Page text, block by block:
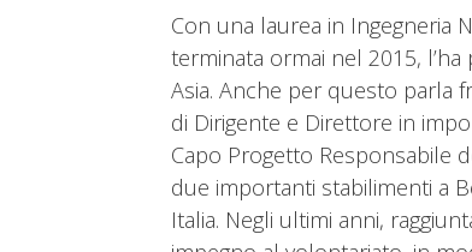
Con una laurea in Ingegneria
terminata ormai nel 2015,
Asia. Anche per questo parla
di Dirigente e Direttore in
Capo Progetto Responsabile
due importanti stabilimenti a
Italia. Negli ultimi anni,